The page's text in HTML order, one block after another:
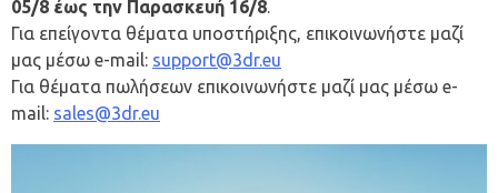
05/8 έως την Παρασκευή 16/8.
Για επείγοντα θέματα υποστήριξης, επικοινωνήστε μαζί
μας μέσω e-mail: support@3dr.eu
Για θέματα πωλήσεων επικοινωνήστε μαζί μας μέσω e-
mail: sales@3dr.eu